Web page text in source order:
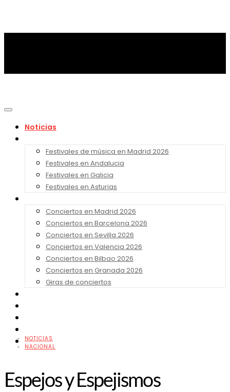
Noticias
Festivales de música en Madrid 2026
Festivales en Andalucia
Festivales en Galicia
Festivales en Asturias
Conciertos en Madrid 2026
Conciertos en Barcelona 2026
Conciertos en Sevilla 2026
Conciertos en Valencia 2026
Conciertos en Bilbao 2026
Conciertos en Granada 2026
Giras de conciertos
Contacto
NOTICIAS
NACIONAL
Espejos y Espejismos